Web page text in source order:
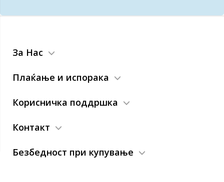
За Нас
Плаќање и испорака
Корисничка поддршка
Контакт
Безбедност при купување